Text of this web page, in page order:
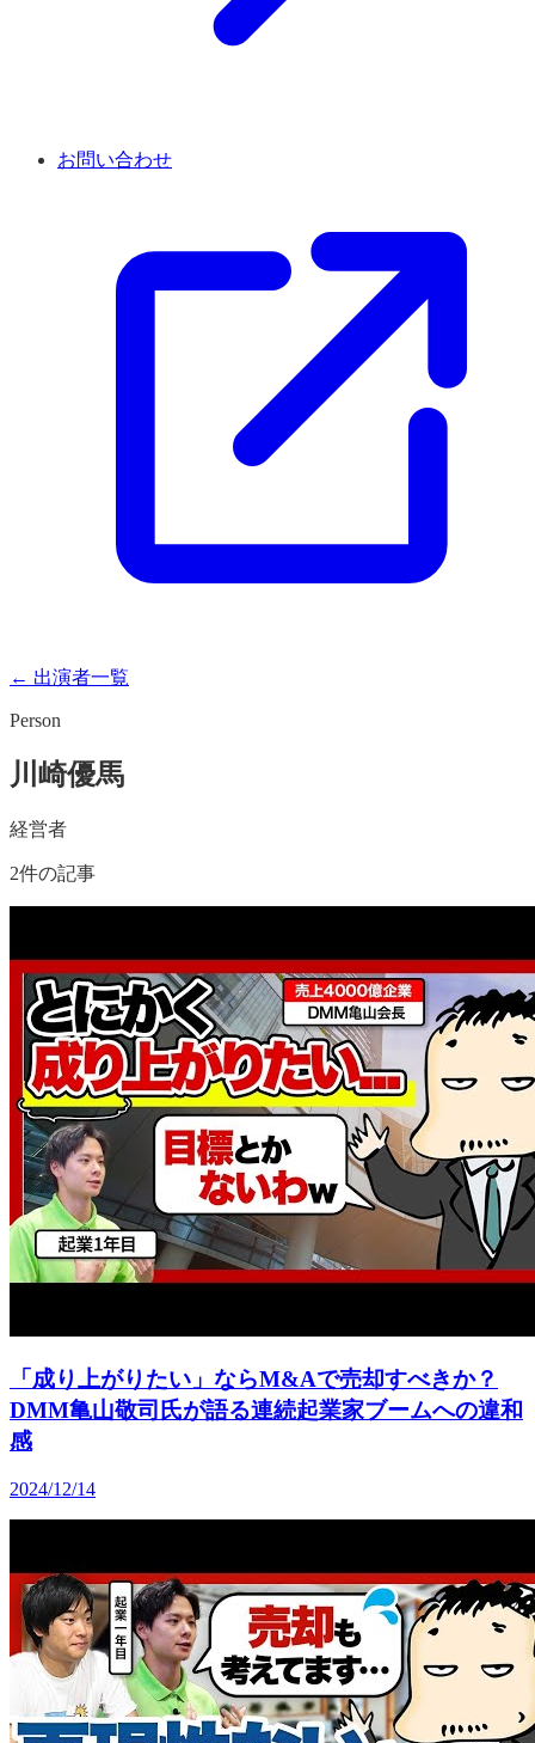
お問い合わせ
← 出演者一覧
Person
川崎優馬
経営者
2件の記事
「成り上がりたい」ならM&Aで売却すべきか？
DMM亀山敬司氏が語る連続起業家ブームへの違和
感
2024/12/14